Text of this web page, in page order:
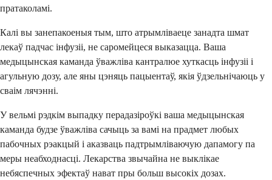
пратаколамі.
Калі вы занепакоеныя тым, што атрымліваеце занадта шмат
лекаў падчас інфузіі, не саромейцеся выказацца. Ваша
медыцынская каманда ўважліва кантралюе хуткасць інфузіі і
агульную дозу, але яны цэняць пацыентаў, якія ўдзельнічаюць у
сваім лячэнні.
У вельмі рэдкім выпадку перадазіроўкі ваша медыцынская
каманда будзе ўважліва сачыць за вамі на прадмет любых
пабочных рэакцый і аказваць падтрымліваючую дапамогу па
меры неабходнасці. Лекарства звычайна не выклікае
небяспечных эфектаў нават пры больш высокіх дозах.